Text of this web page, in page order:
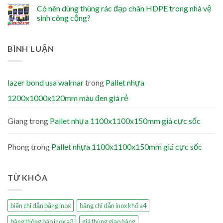
Có nên dùng thùng rác đạp chân HDPE trong nhà vệ
sinh công cộng?
BÌNH LUẬN
lazer bond usa walmartrong Pallet nhựa
1200x1000x120mm màu đen giá rẻ
Giangtrong Pallet nhựa 1100x1100x150mm giá cực sốc
Phongtrong Pallet nhựa 1100x1100x150mm giá cực sốc
TỪ KHÓA
biển chỉ dẫn bằng inox
bảng chỉ dẫn inox khổ a4
bảng thông báo inox a3
giá thùng giao hàng